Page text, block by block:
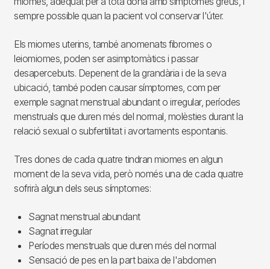
sempre possible quan la pacient vol conservar l'úter.
Els miomes uterins, també anomenats fibromes o
leiomiomes, poden ser asimptomàtics i passar
desapercebuts. Depenent de la grandària i de la seva
ubicació, també poden causar símptomes, com per
exemple sagnat menstrual abundant o irregular, períodes
menstruals que duren més del normal, molèsties durant la
relació sexual o subfertilitat i avortaments espontanis.
Tres dones de cada quatre tindran miomes en algun
moment de la seva vida, però només una de cada quatre
sofrirà algun dels seus símptomes:
Sagnat menstrual abundant
Sagnat irregular
Períodes menstruals que duren més del normal
Sensació de pes en la part baixa de l'abdomen